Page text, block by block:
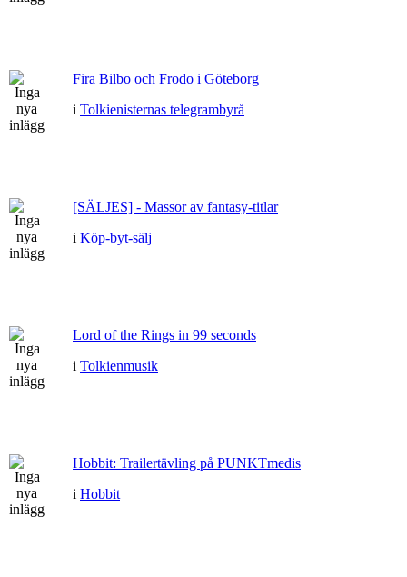
Fira Bilbo och Frodo i Göteborg
i Tolkienisternas telegrambyrå
[SÄLJES] - Massor av fantasy-titlar
i Köp-byt-sälj
Lord of the Rings in 99 seconds
i Tolkienmusik
Hobbit: Trailertävling på PUNKTmedis
i Hobbit